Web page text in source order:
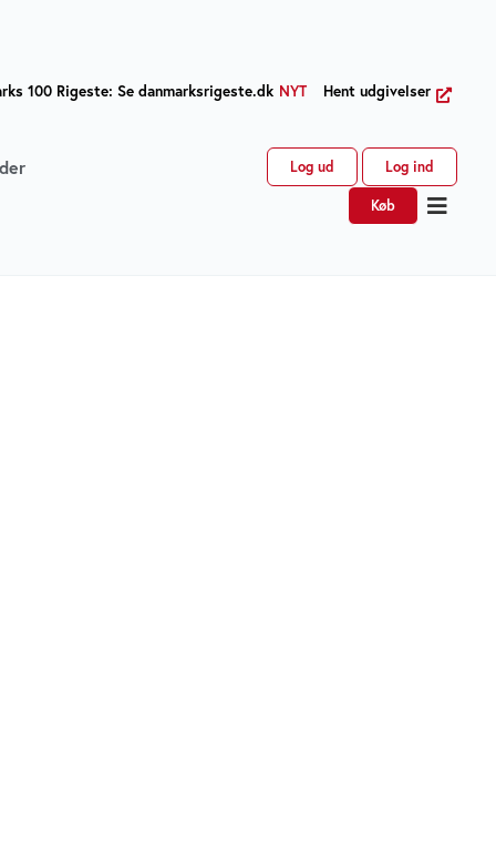
100 Rigeste: Se danmarksrigeste.dk NYT Hent udgivelser
Log ud Log ind
Køb